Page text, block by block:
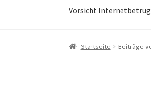
Vorsicht Internetbetrug
Startseite Beiträge